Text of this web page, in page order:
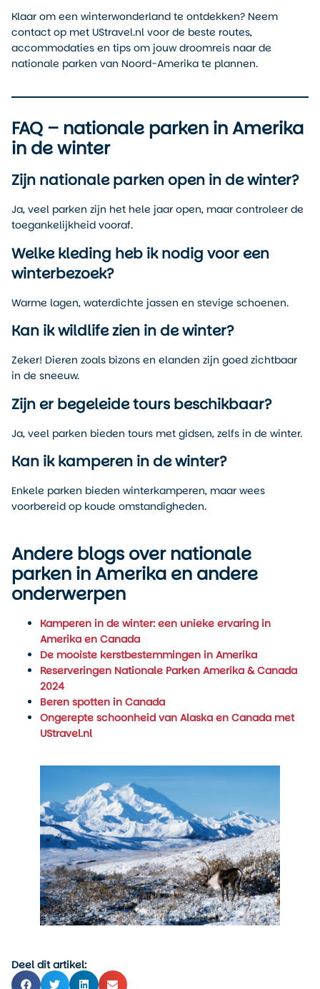
Klaar om een winterwonderland te ontdekken? Neem
contact op met UStravel.nl voor de beste routes,
accommodaties en tips om jouw droomreis naar de
nationale parken van Noord-Amerika te plannen.
FAQ – nationale parken in Amerika
in de winter
Zijn nationale parken open in de winter?
Ja, veel parken zijn het hele jaar open, maar controleer de
toegankelijkheid vooraf.
Welke kleding heb ik nodig voor een
winterbezoek?
Warme lagen, waterdichte jassen en stevige schoenen.
Kan ik wildlife zien in de winter?
Zeker! Dieren zoals bizons en elanden zijn goed zichtbaar
in de sneeuw.
Zijn er begeleide tours beschikbaar?
Ja, veel parken bieden tours met gidsen, zelfs in de winter.
Kan ik kamperen in de winter?
Enkele parken bieden winterkamperen, maar wees
voorbereid op koude omstandigheden.
Andere blogs over nationale
parken in Amerika en andere
onderwerpen
Kamperen in de winter: een unieke ervaring in
Amerika en Canada
De mooiste kerstbestemmingen in Amerika
Reserveringen Nationale Parken Amerika & Canada
2024
Beren spotten in Canada
Ongerepte schoonheid van Alaska en Canada met
UStravel.nl
Deel dit artikel: